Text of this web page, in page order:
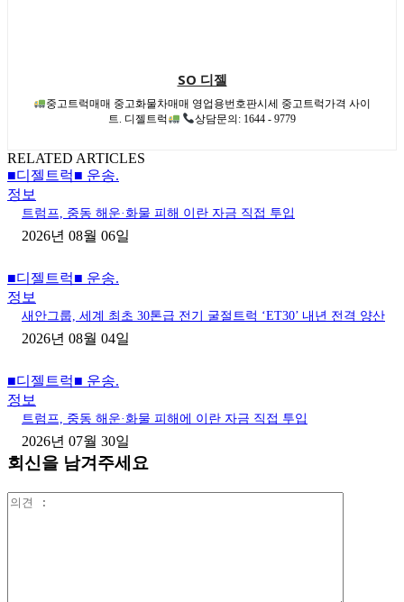
SO 디젤
중고트럭매매 중고화물차매매 영업용번호판시세 중고트럭가격 사이
트. 디젤트럭
상담문의: 1644 - 9779
RELATED ARTICLES
■디젤트럭■ 운송.
정보
트럼프, 중동 해운·화물 피해 이란 자금 직접 투입
2026년 08월 06일
■디젤트럭■ 운송.
정보
새안그룹, 세계 최초 30톤급 전기 굴절트럭 ‘ET30’ 내년 전격 양산
2026년 08월 04일
■디젤트럭■ 운송.
정보
트럼프, 중동 해운·화물 피해에 이란 자금 직접 투입
2026년 07월 30일
회신을 남겨주세요